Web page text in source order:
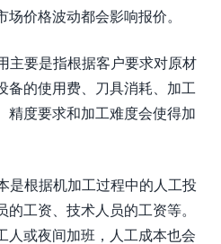
价格波动都会影响报价。
主要是指根据客户要求对原材
备的使用费、刀具消耗、加工
精度要求和加工难度会使得加
是根据机加工过程中的人工投
的工资、技术人员的工资等。
人或夜间加班，人工成本也会